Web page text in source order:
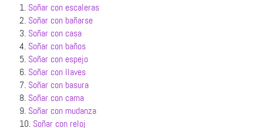
1. Soñar con escaleras
2. Soñar con bañarse
3. Soñar con casa
4. Soñar con baños
5. Soñar con espejo
6. Soñar con llaves
7. Soñar con basura
8. Soñar con cama
9. Soñar con mudanza
10. Soñar con reloj